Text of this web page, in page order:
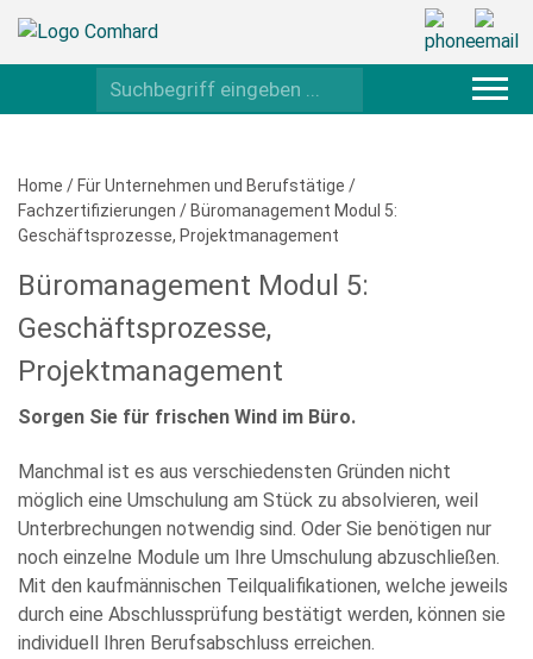
Home / Für Unternehmen und Berufstätige /
Fachzertifizierungen / Büromanagement Modul 5:
Geschäftsprozesse, Projektmanagement
Büromanagement Modul 5:
Geschäftsprozesse,
Projektmanagement
Sorgen Sie für frischen Wind im Büro.
Manchmal ist es aus verschiedensten Gründen nicht
möglich eine Umschulung am Stück zu absolvieren, weil
Unterbrechungen notwendig sind. Oder Sie benötigen nur
noch einzelne Module um Ihre Umschulung abzuschließen.
Mit den kaufmännischen Teilqualifikationen, welche jeweils
durch eine Abschlussprüfung bestätigt werden, können sie
individuell Ihren Berufsabschluss erreichen.